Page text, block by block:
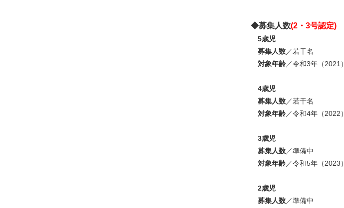
◆募集人数(2・3号認定)
5歳児
募集人数／若干名
対象年齢／令和3年（2021
4歳児
募集人数／若干名
対象年齢／令和4年（2022
3歳児
募集人数／準備中
対象年齢／令和5年（2023
2歳児
募集人数／準備中